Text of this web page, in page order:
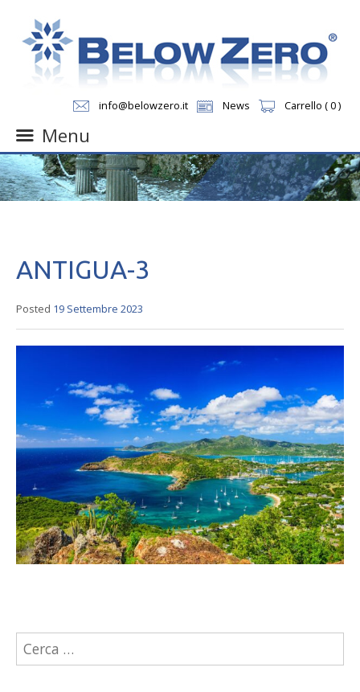
info@belowzero.it News Carrello ( 0 )
Menu
Skip
to
content
ANTIGUA-3
Posted 19 Settembre 2023
Ricerca
per: